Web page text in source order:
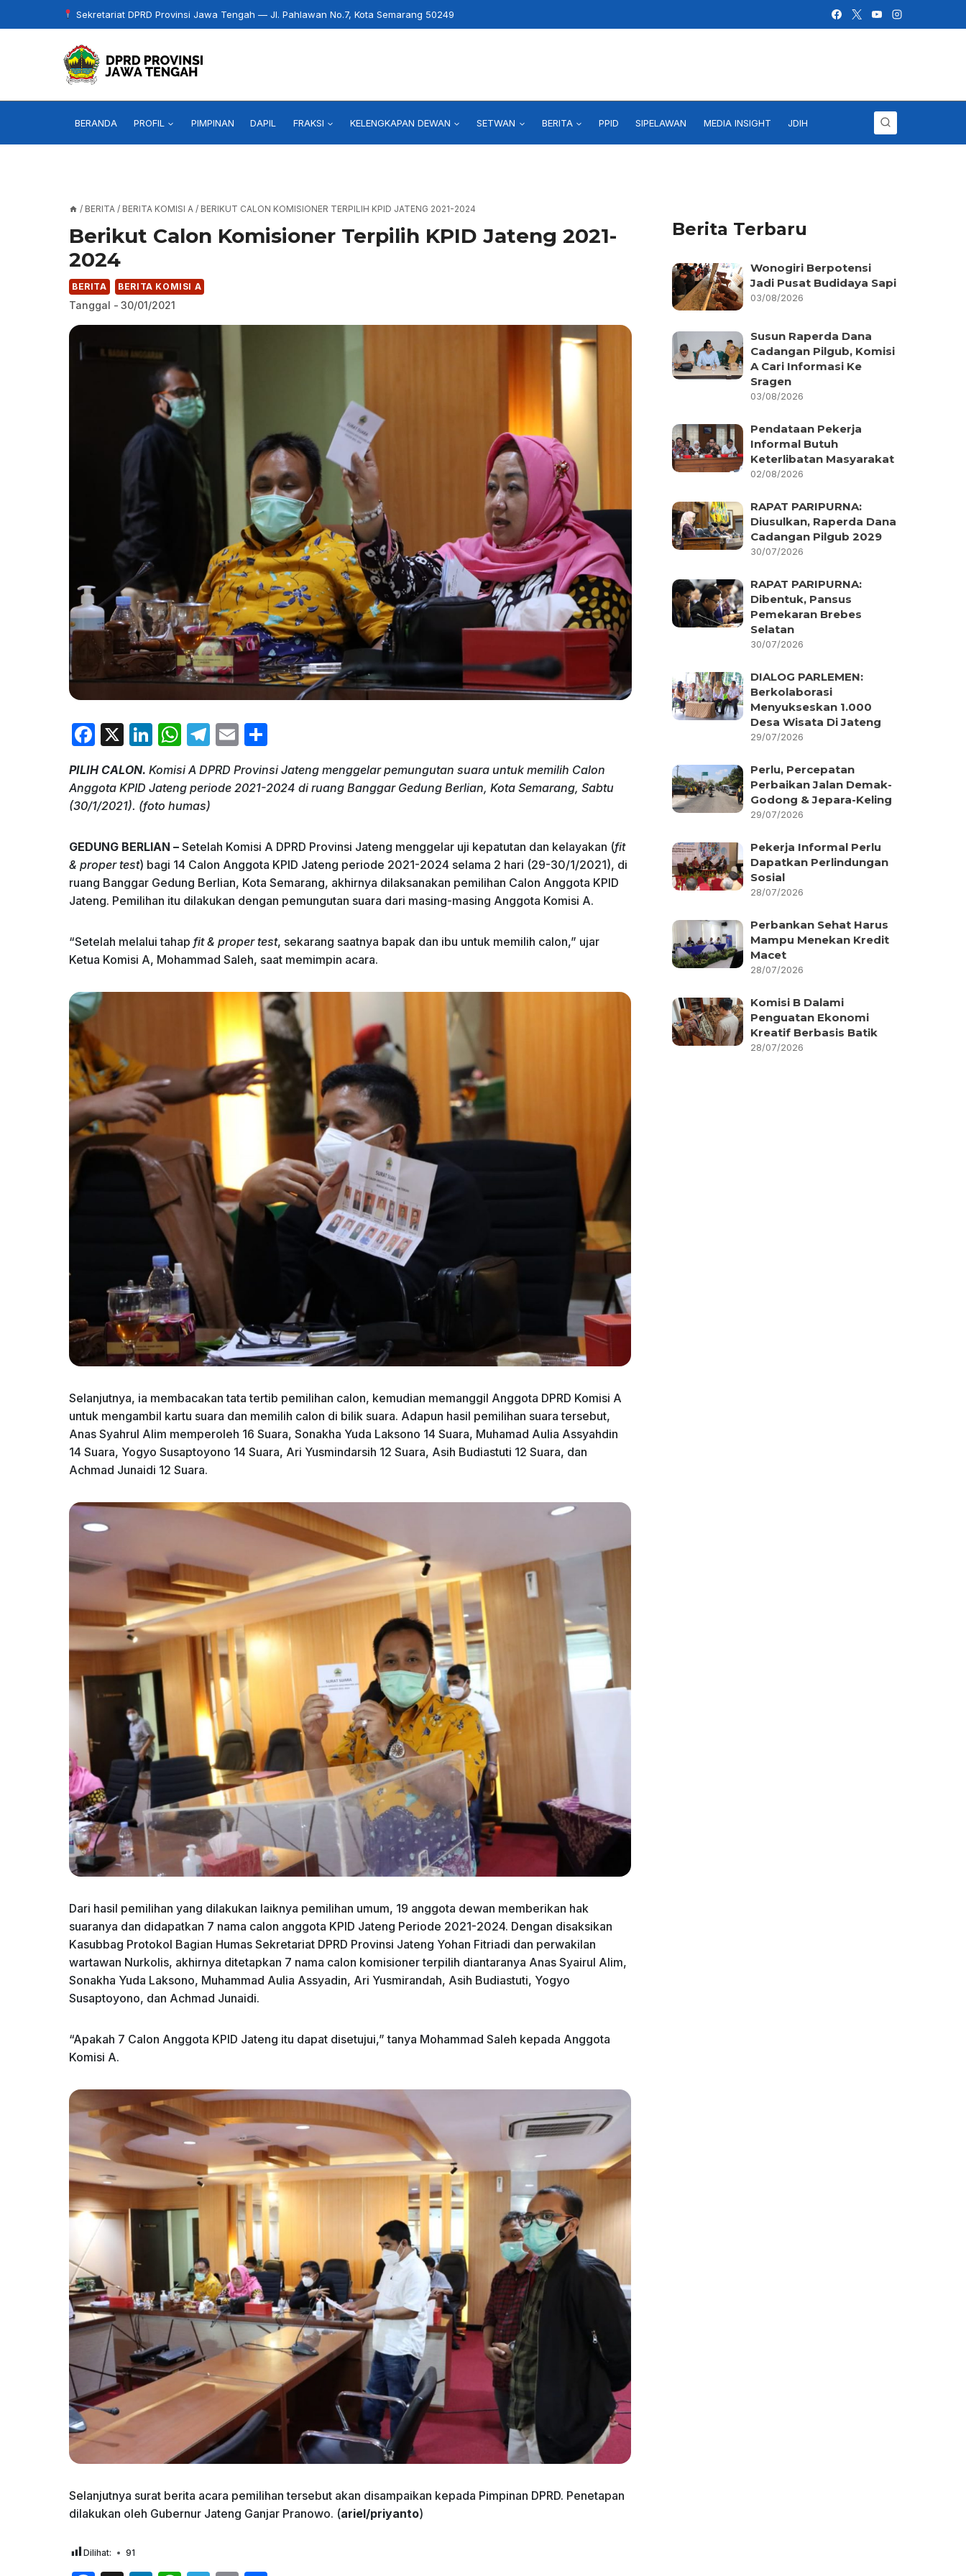
to
Sekretariat DPRD Provinsi Jawa Tengah — Jl. Pahlawan No.7, Kota Semarang 50249
BERANDA PROFIL PIMPINAN DAPIL FRAKSI KELENGKAPAN DEWAN SETWAN BERITA PPID SIPELAWAN MEDIA INSIGHT JDIH
/ BERITA / BERITA KOMISI A / BERIKUT CALON KOMISIONER TERPILIH KPID JATENG 2021-2024
Berikut Calon Komisioner Terpilih KPID Jateng 2021-
2024
BERITA BERITA KOMISI A
Tanggal - 30/01/2021
F
c
e
o
o
k
X
Li
k
e
n
W
at
s
p
p
T
e
m
E
ai ar
PILIH CALON. Komisi A DPRD Provinsi Jateng menggelar pemungutan suara untuk memilih Calon
Anggota KPID Jateng periode 2021-2024 di ruang Banggar Gedung Berlian, Kota Semarang, Sabtu
(30/1/2021). (foto humas)
GEDUNG BERLIAN – Setelah Komisi A DPRD Provinsi Jateng menggelar uji kepatutan dan kelayakan (fit
& proper test) bagi 14 Calon Anggota KPID Jateng periode 2021-2024 selama 2 hari (29-30/1/2021), di
ruang Banggar Gedung Berlian, Kota Semarang, akhirnya dilaksanakan pemilihan Calon Anggota KPID
Jateng. Pemilihan itu dilakukan dengan pemungutan suara dari masing-masing Anggota Komisi A.
“Setelah melalui tahap fit & proper test, sekarang saatnya bapak dan ibu untuk memilih calon,” ujar
Ketua Komisi A, Mohammad Saleh, saat memimpin acara.
Selanjutnya, ia membacakan tata tertib pemilihan calon, kemudian memanggil Anggota DPRD Komisi A
untuk mengambil kartu suara dan memilih calon di bilik suara. Adapun hasil pemilihan suara tersebut,
Anas Syahrul Alim memperoleh 16 Suara, Sonakha Yuda Laksono 14 Suara, Muhamad Aulia Assyahdin
14 Suara, Yogyo Susaptoyono 14 Suara, Ari Yusmindarsih 12 Suara, Asih Budiastuti 12 Suara, dan
Achmad Junaidi 12 Suara.
Dari hasil pemilihan yang dilakukan laiknya pemilihan umum, 19 anggota dewan memberikan hak
suaranya dan didapatkan 7 nama calon anggota KPID Jateng Periode 2021-2024. Dengan disaksikan
Kasubbag Protokol Bagian Humas Sekretariat DPRD Provinsi Jateng Yohan Fitriadi dan perwakilan
wartawan Nurkolis, akhirnya ditetapkan 7 nama calon komisioner terpilih diantaranya Anas Syairul Alim,
Sonakha Yuda Laksono, Muhammad Aulia Assyadin, Ari Yusmirandah, Asih Budiastuti, Yogyo
Susaptoyono, dan Achmad Junaidi.
“Apakah 7 Calon Anggota KPID Jateng itu dapat disetujui,” tanya Mohammad Saleh kepada Anggota
Komisi A.
Selanjutnya surat berita acara pemilihan tersebut akan disampaikan kepada Pimpinan DPRD. Penetapan
dilakukan oleh Gubernur Jateng Ganjar Pranowo. (ariel/priyanto)
Dilihat: 91
Berita Terbaru
Wonogiri Berpotensi
Jadi Pusat Budidaya Sapi
03/08/2026
Susun Raperda Dana
Cadangan Pilgub, Komisi
A Cari Informasi Ke
Sragen
03/08/2026
Pendataan Pekerja
Informal Butuh
Keterlibatan Masyarakat
02/08/2026
RAPAT PARIPURNA:
Diusulkan, Raperda Dana
Cadangan Pilgub 2029
30/07/2026
RAPAT PARIPURNA:
Dibentuk, Pansus
Pemekaran Brebes
Selatan
30/07/2026
DIALOG PARLEMEN:
Berkolaborasi
Menyukseskan 1.000
Desa Wisata Di Jateng
29/07/2026
Perlu, Percepatan
Perbaikan Jalan Demak-
Godong & Jepara-Keling
29/07/2026
Pekerja Informal Perlu
Dapatkan Perlindungan
Sosial
28/07/2026
Perbankan Sehat Harus
Mampu Menekan Kredit
Macet
28/07/2026
Komisi B Dalami
Penguatan Ekonomi
Kreatif Berbasis Batik
28/07/2026